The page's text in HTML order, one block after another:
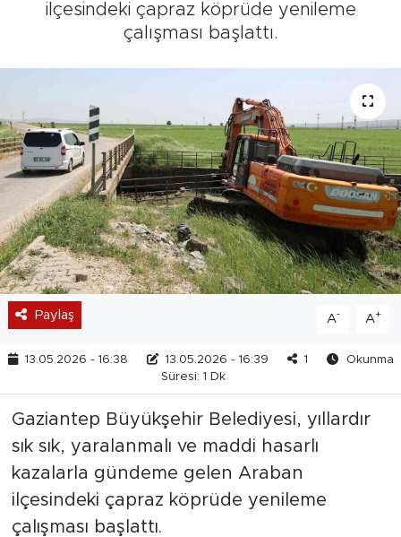
ilçesindeki çapraz köprüde yenileme
çalışması başlattı.
Paylaş A- A+
13.05.2026 - 16:38 13.05.2026 - 16:39 1
Okunma
Süresi: 1 Dk
Gaziantep Büyükşehir Belediyesi, yıllardır
sık sık, yaralanmalı ve maddi hasarlı
kazalarla gündeme gelen Araban
ilçesindeki çapraz köprüde yenileme
çalışması başlattı.